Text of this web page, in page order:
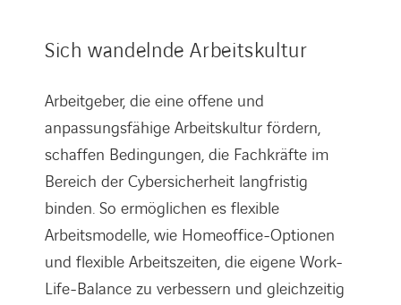
Sich wandelnde Arbeitskultur
Arbeitgeber, die eine offene und
anpassungsfähige Arbeitskultur fördern,
schaffen Bedingungen, die Fachkräfte im
Bereich der Cybersicherheit langfristig
binden. So ermöglichen es flexible
Arbeitsmodelle, wie Homeoffice-Optionen
und flexible Arbeitszeiten, die eigene Work-
Life-Balance zu verbessern und gleichzeitig